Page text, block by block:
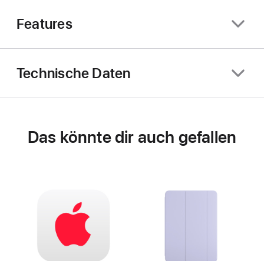
Features
Technische Daten
Das könnte dir auch gefallen